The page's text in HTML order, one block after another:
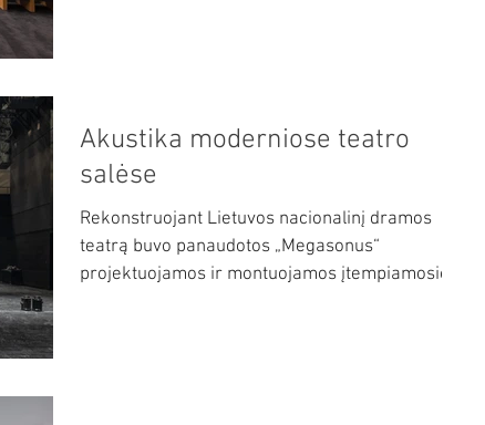
Akustika moderniose teatro
salėse
Rekonstruojant Lietuvos nacionalinį dramos
teatrą buvo panaudotos „Megasonus“
projektuojamos ir montuojamos įtempiamosios